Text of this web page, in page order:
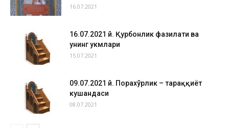
16.07.2021
16.07.2021 й. Қурбонлик фазилати ва
унинг ҳукмлари
15.07.2021
09.07.2021 й. Порахўрлик – тараққиёт
кушандаси
08.07.2021